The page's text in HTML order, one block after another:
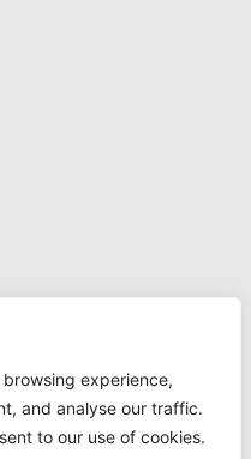
experience,
and analyse our traffic.
to our use of cookies.